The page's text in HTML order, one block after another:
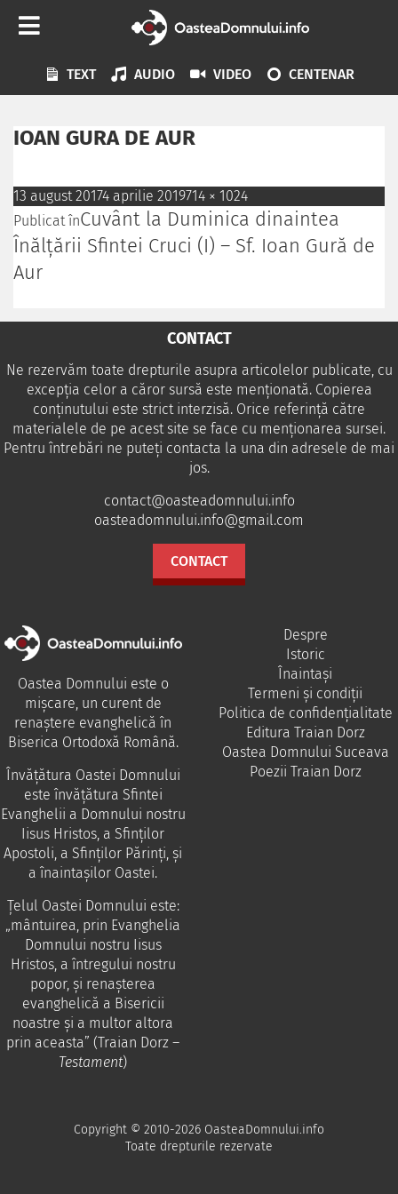
TEXT AUDIO VIDEO CENTENAR
IOAN GURA DE AUR
13 august 20174 aprilie 2019714 × 1024
Publicat înCuvânt la Duminica dinaintea
Înălțării Sfintei Cruci (I) – Sf. Ioan Gură de
Aur
CONTACT
Ne rezervăm toate drepturile asupra articolelor publicate, cu
excepția celor a căror sursă este menționată. Copierea
conținutului este strict interzisă. Orice referință către
materialele de pe acest site se face cu menționarea sursei.
Pentru întrebări ne puteţi contacta la una din adresele de mai
jos.
contact@oasteadomnului.info
oasteadomnului.info@gmail.com
CONTACT
Oastea Domnului este o
mișcare, un curent de
renaștere evanghelică în
Biserica Ortodoxă Română.
Învăţătura Oastei Domnului
este învăţătura Sfintei
Evanghelii a Domnului nostru
Iisus Hristos, a Sfinţilor
Apostoli, a Sfinţilor Părinţi, şi
a înaintaşilor Oastei.
Ţelul Oastei Domnului este:
„mântuirea, prin Evanghelia
Domnului nostru Iisus
Hristos, a întregului nostru
popor, şi renaşterea
evanghelică a Bisericii
noastre şi a multor altora
prin aceasta” (Traian Dorz –
Testament)
Despre
Istoric
Înaintași
Termeni și condiții
Politica de confidențialitate
Editura Traian Dorz
Oastea Domnului Suceava
Poezii Traian Dorz
Copyright © 2010-2026 OasteaDomnului.info
Toate drepturile rezervate